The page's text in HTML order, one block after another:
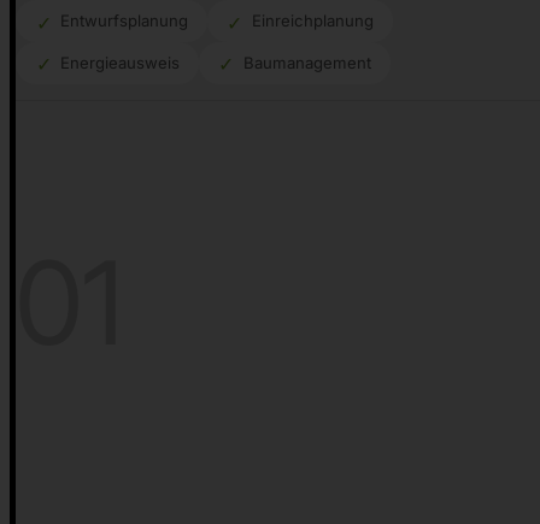
Entwurfsplanung Einreichplanung
Energieausweis Baumanagement